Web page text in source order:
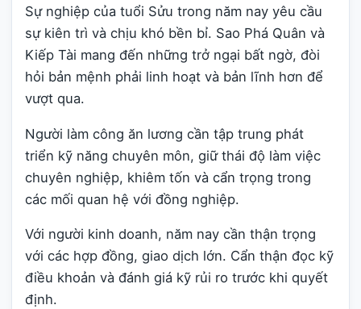
Sự nghiệp của tuổi Sửu trong năm nay yêu cầu
sự kiên trì và chịu khó bền bỉ. Sao Phá Quân và
Kiếp Tài mang đến những trở ngại bất ngờ, đòi
hỏi bản mệnh phải linh hoạt và bản lĩnh hơn để
vượt qua.
Người làm công ăn lương cần tập trung phát
triển kỹ năng chuyên môn, giữ thái độ làm việc
chuyên nghiệp, khiêm tốn và cẩn trọng trong
các mối quan hệ với đồng nghiệp.
Với người kinh doanh, năm nay cần thận trọng
với các hợp đồng, giao dịch lớn. Cẩn thận đọc kỹ
điều khoản và đánh giá kỹ rủi ro trước khi quyết
định.